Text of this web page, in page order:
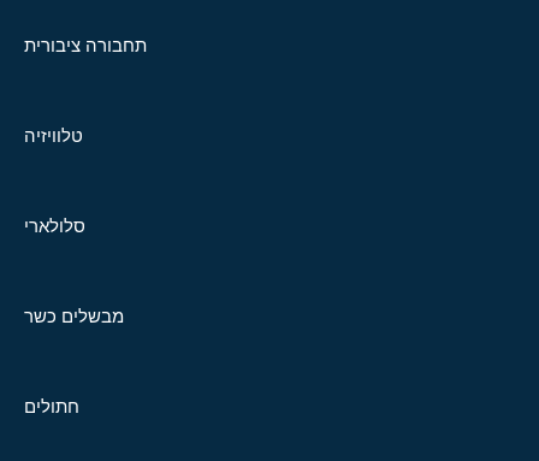
תחבורה ציבורית
טלוויזיה
סלולארי
מבשלים כשר
חתולים